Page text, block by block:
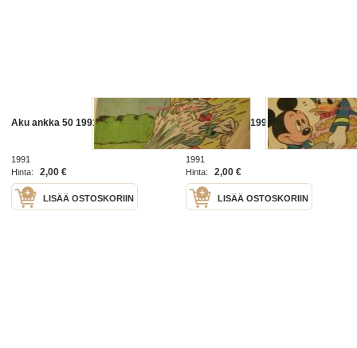
Aku ankka 50 1991
1991
Hinta:
2,00 €
LISÄÄ OSTOSKORIIN
Aku ankka 49 1991
1991
Hinta:
2,00 €
LISÄÄ OSTOSKORIIN